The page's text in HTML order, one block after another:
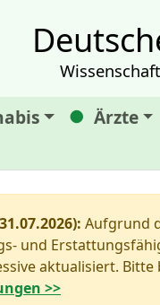
Ärzte
Aufgrund
und
aktualisiert. Bitte
>>